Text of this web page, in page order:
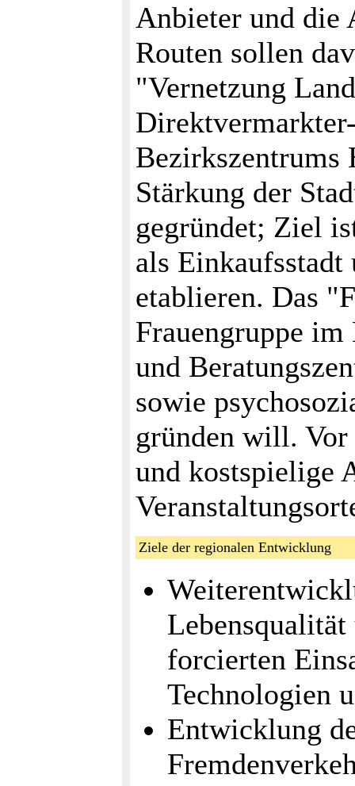
Anbieter und die
Routen sollen
"Vernetzung
Bezirkszentrums
Stärkung der
gegründet; Ziel
als
etablieren. Das
Frauengruppe
und
sowie
gründen will.
und kostspielige
Ziele der regionalen Entwicklung
forcierten
Technologien
Entwicklung